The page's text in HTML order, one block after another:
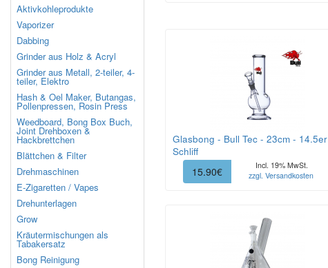
Glasbong - Bull Tec - 23cm - 14.5er
Schliff
15.90€
Incl. 19% MwSt.
zzgl. Versandkosten
Aktivkohleprodukte
Vaporizer
Dabbing
Grinder aus Holz & Acryl
Grinder aus Metall, 2-teiler, 4-
teiler, Elektro
Hash & Oel Maker, Butangas,
Pollenpressen, Rosin Press
Weedboard, Bong Box Buch,
Joint Drehboxen &
Hackbrettchen
Blättchen & Filter
Drehmaschinen
E-Zigaretten / Vapes
Drehunterlagen
Grow
Kräutermischungen als
Tabakersatz
Bong Reinigung